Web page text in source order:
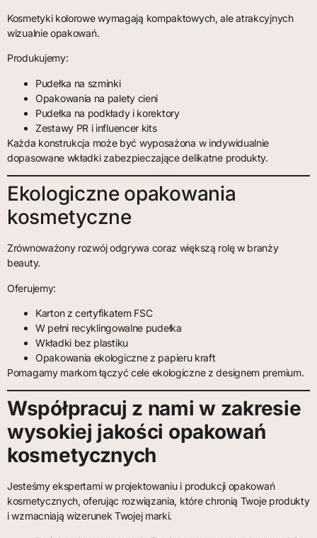
Kosmetyki kolorowe wymagają kompaktowych, ale atrakcyjnych
wizualnie opakowań.
Produkujemy:
Pudełka na szminki
Opakowania na palety cieni
Pudełka na podkłady i korektory
Zestawy PR i influencer kits
Każda konstrukcja może być wyposażona w indywidualnie
dopasowane wkładki zabezpieczające delikatne produkty.
Ekologiczne opakowania
kosmetyczne
Zrównoważony rozwój odgrywa coraz większą rolę w branży
beauty.
Oferujemy:
Karton z certyfikatem FSC
W pełni recyklingowalne pudełka
Wkładki bez plastiku
Opakowania ekologiczne z papieru kraft
Pomagamy markom łączyć cele ekologiczne z designem premium.
Współpracuj z nami w zakresie
wysokiej jakości opakowań
kosmetycznych
Jesteśmy ekspertami w projektowaniu i produkcji opakowań
kosmetycznych, oferując rozwiązania, które chronią Twoje produkty
i wzmacniają wizerunek Twojej marki.